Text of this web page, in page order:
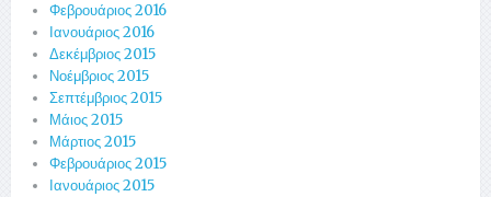
Φεβρουάριος 2016
Ιανουάριος 2016
Δεκέμβριος 2015
Νοέμβριος 2015
Σεπτέμβριος 2015
Μάιος 2015
Μάρτιος 2015
Φεβρουάριος 2015
Ιανουάριος 2015